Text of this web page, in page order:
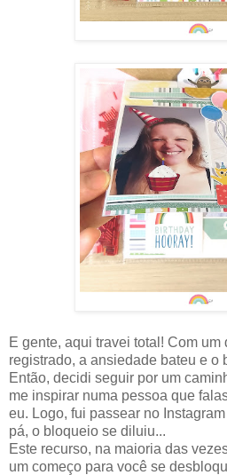
E gente, aqui travei total! Com
registrado, a ansiedade bateu e o
Então, decidi seguir por um
me inspirar numa pessoa que
eu. Logo, fui passear no
pá, o bloqueio se diluiu...
Este recurso, na maioria das
um começo para você se